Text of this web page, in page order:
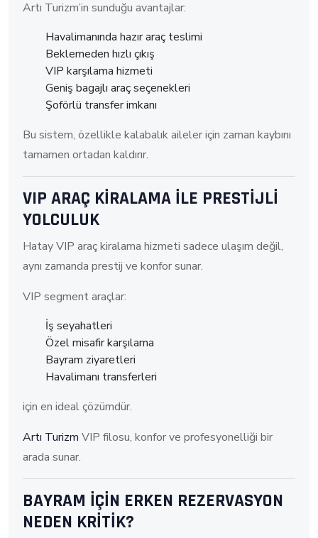
Artı Turizm’in sunduğu avantajlar:
Havalimanında hazır araç teslimi
Beklemeden hızlı çıkış
VIP karşılama hizmeti
Geniş bagajlı araç seçenekleri
Şoförlü transfer imkanı
Bu sistem, özellikle kalabalık aileler için zaman kaybını
tamamen ortadan kaldırır.
VIP ARAÇ KİRALAMA İLE PRESTİJLİ
YOLCULUK
Hatay VIP araç kiralama hizmeti sadece ulaşım değil,
aynı zamanda prestij ve konfor sunar.
VIP segment araçlar:
İş seyahatleri
Özel misafir karşılama
Bayram ziyaretleri
Havalimanı transferleri
için en ideal çözümdür.
Artı Turizm VIP filosu, konfor ve profesyonelliği bir
arada sunar.
BAYRAM İÇİN ERKEN REZERVASYON
NEDEN KRİTİK?